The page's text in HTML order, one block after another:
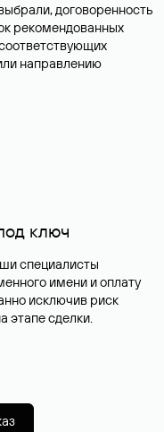
договоренность
рекомендованных
направлению
ключ
специалисты
имени и оплату
исключив риск
этапе сделки.